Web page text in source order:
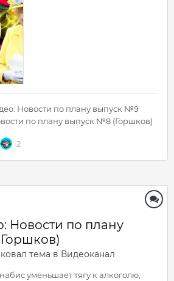
Новости по плану выпуск №9
по плану выпуск №8 (Горшков)
2
Новости по плану
тема в Видеоканал
уменьшает тягу к алкоголю;